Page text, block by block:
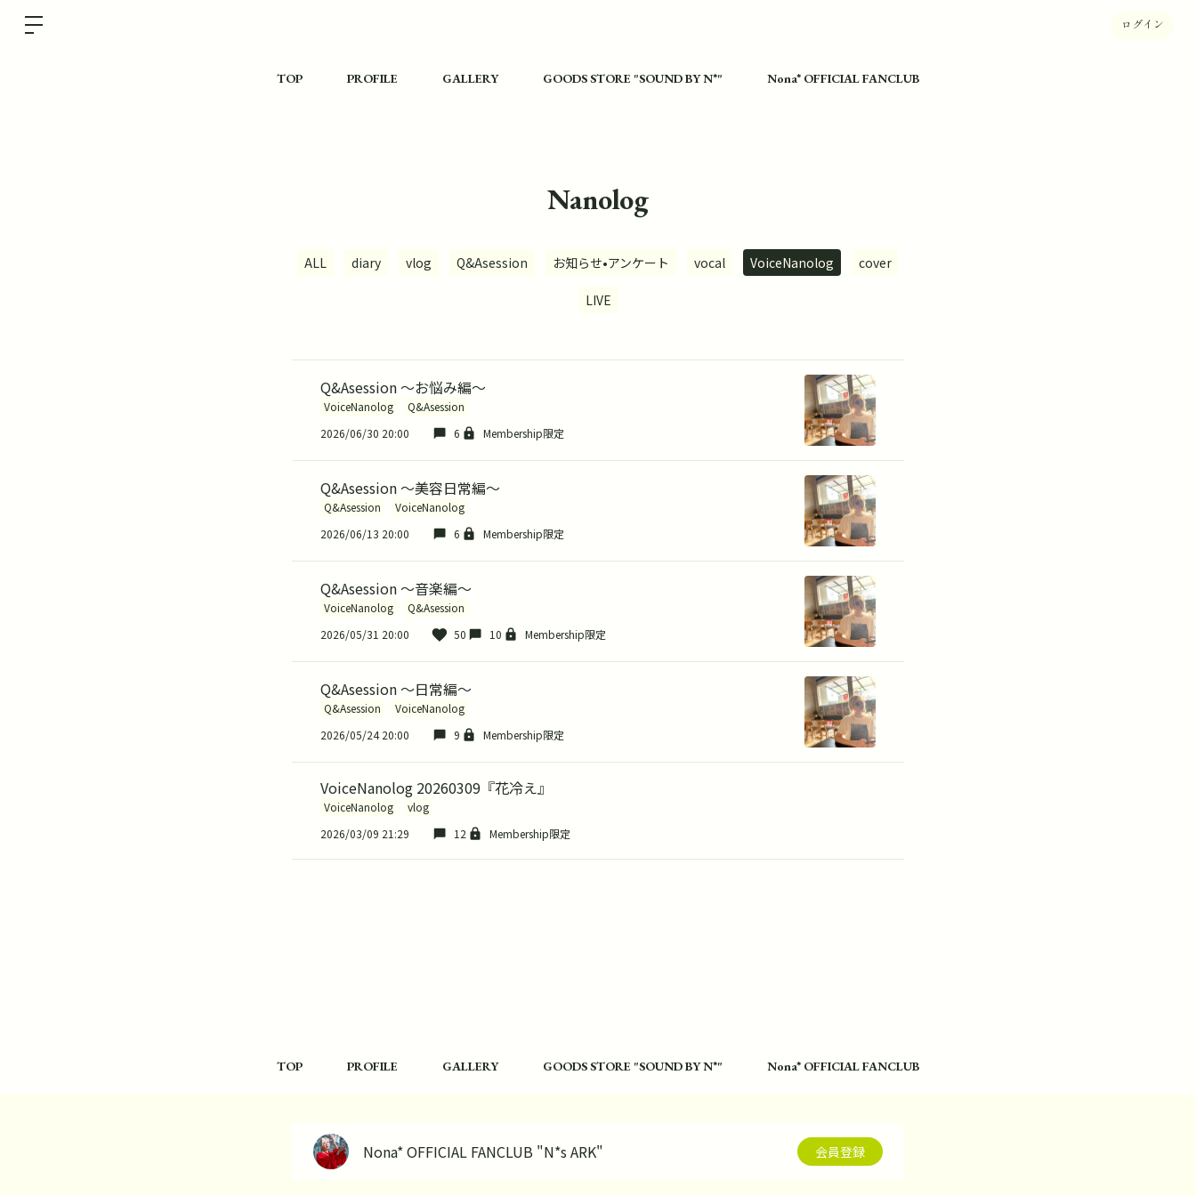
ログイン
TOP PROFILE GALLERY GOODS STORE "SOUND BY N*" Nona* OFFICIAL FANCLUB
Nanolog
ALL diary vlog Q&Asession お知らせ•アンケート vocal VoiceNanolog cover
LIVE
Q&Asession 〜お悩み編〜
VoiceNanolog
Q&Asession
2026/06/30 20:00
6 Membership限定
Q&Asession 〜美容日常編〜
Q&Asession
VoiceNanolog
2026/06/13 20:00
6 Membership限定
Q&Asession 〜音楽編〜
VoiceNanolog
Q&Asession
2026/05/31 20:00
50 10 Membership限定
Q&Asession 〜日常編〜
Q&Asession
VoiceNanolog
2026/05/24 20:00
9 Membership限定
VoiceNanolog 20260309『花冷え』
VoiceNanolog
vlog
2026/03/09 21:29
12 Membership限定
TOP PROFILE GALLERY GOODS STORE "SOUND BY N*" Nona* OFFICIAL FANCLUB
Nona* OFFICIAL FANCLUB "N*s ARK" 会員登録